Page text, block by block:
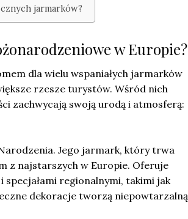
jarmarków?
w Europie?
dla wielu wspaniałych jarmarków
rzesze turystów. Wśród nich
zachwycają swoją urodą i atmosferą:
Jego jarmark, który trwa
z najstarszych w Europie. Oferuje
regionalnymi, takimi jak
dekoracje tworzą niepowtarzalną